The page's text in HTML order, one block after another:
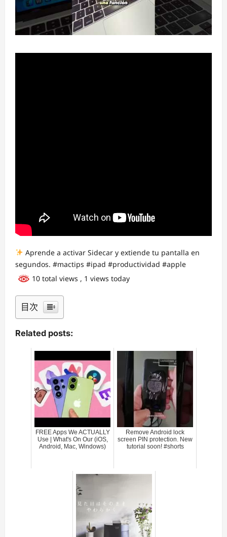
Aprende a activar Sidecar y extiende tu pantalla en
segundos. #mactips #ipad #productividad #apple
10 total views , 1 views today
目次
Related posts:
FREE Apps We ACTUALLY
Use | What's On Our (iOS,
Android, Mac, Windows)
Remove Android lock
screen PIN protection. New
tutorial soon! #shorts